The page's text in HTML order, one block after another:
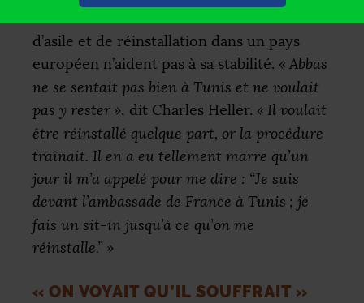
d’asile et de réinstallation dans un pays
européen n’aident pas à sa stabilité. « Abbas
ne se sentait pas bien à Tunis et ne voulait
pas y rester », dit Charles Heller. « Il voulait
être réinstallé quelque part, or la procédure
traînait. Il en a eu tellement marre qu’un
jour il m’a appelé pour me dire : “Je suis
devant l’ambassade de France à Tunis ; je
fais un sit-in jusqu’à ce qu’on me
réinstalle.” »
« ON VOYAIT QU’IL SOUFFRAIT »